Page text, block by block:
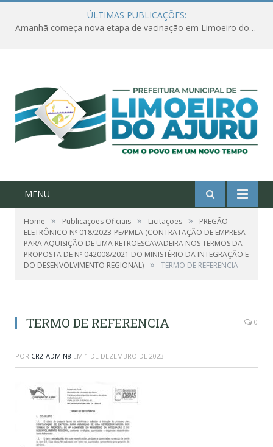
ÚLTIMAS PUBLICAÇÕES:
Amanhã começa nova etapa de vacinação em Limoeiro do Ajuru para idosos com 65 ou mais
MENU
Home » Publicações Oficiais » Licitações »
PREGÃO
ELETRÔNICO Nº 018/2023-PE/PMLA (CONTRATAÇÃO DE EMPRESA
PARA AQUISIÇÃO DE UMA RETROESCAVADEIRA NOS TERMOS DA
PROPOSTA DE Nº 042008/2021 DO MINISTÉRIO DA INTEGRAÇÃO E
DO DESENVOLVIMENTO REGIONAL) » TERMO DE REFERENCIA
TERMO DE REFERENCIA 0
POR CR2-ADMIN8 EM 1 DE DEZEMBRO DE 2023